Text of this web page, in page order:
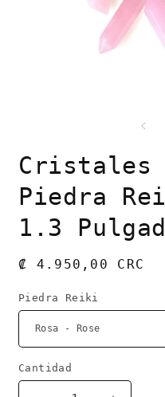
una
ventana
modal
Cristales
Piedra
1.3
Precio
₡ 4.950,00 CRC
Piedra Reiki
Cantidad
Cantidad